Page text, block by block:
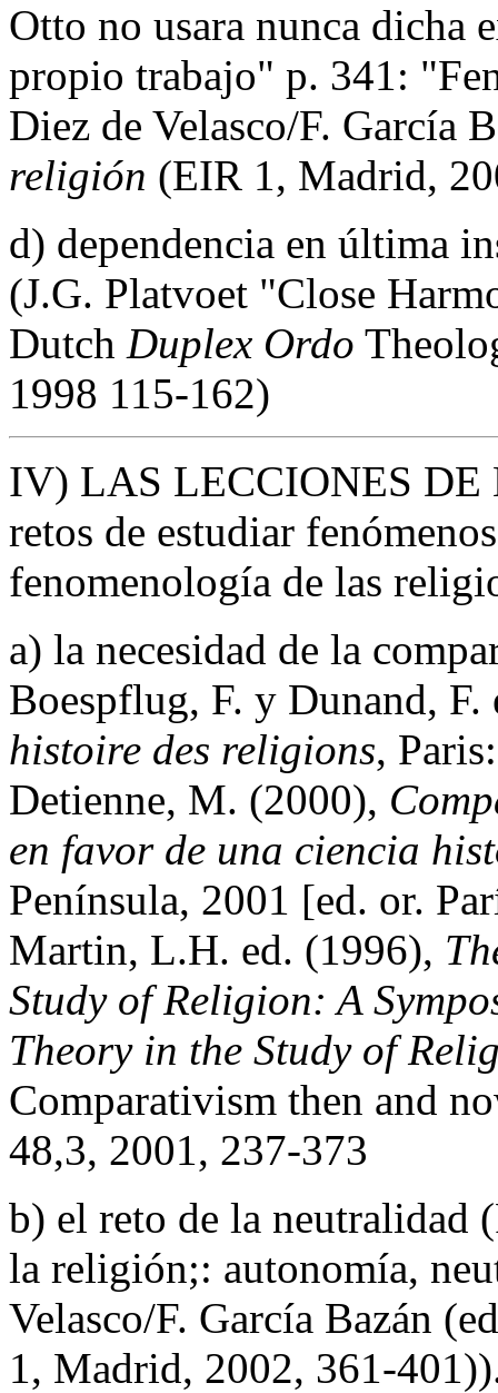
Otto no usara nunca dicha
propio trabajo" p. 341:
Diez de Velasco/F. García
religión (EIR 1, Madrid,
d) dependencia en última
(J.G. Platvoet "Close
Dutch Duplex Ordo
1998 115-162)
IV) LAS LECCIONES
retos de estudiar
fenomenología de las
a) la necesidad de la
Boespflug, F. y Dunand,
histoire des religions,
Detienne, M. (2000),
en favor de una ciencia
Península, 2001 [ed. or.
Martin, L.H. ed. (1996),
Study of Religion: A
Theory in the Study of
Comparativism then and
48,3, 2001, 237-373
b) el reto de la neutralidad
la religión;: autonomía,
Velasco/F. García Bazán
1, Madrid, 2002, 361-